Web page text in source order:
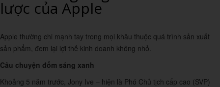
lược của Apple
Apple thường chi mạnh tay trong mọi khâu thuộc quá trình sản xuất
sản phẩm, đem lại lợi thế kinh doanh không nhỏ.
Câu chuyện đốm sáng xanh
Khoảng 5 năm trước, Jony Ive – hiện là Phó Chủ tịch cấp cao (SVP)